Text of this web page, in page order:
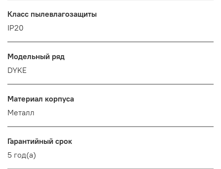
Класс пылевлагозащиты
IP20
Модельный ряд
DYKE
Материал корпуса
Металл
Гарантийный срок
5 год(а)